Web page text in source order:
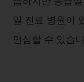
일 진료 병원이
안심할 수 있습